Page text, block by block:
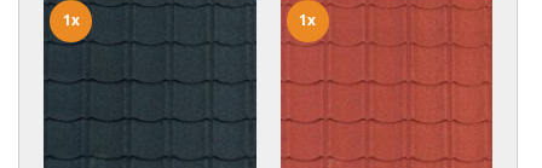
1x 1x